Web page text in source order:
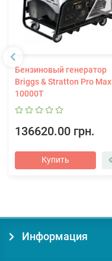
Бензиновый генератор
Briggs & Stratton Pro Max
10000T
136620.00 грн.
Купить
Информация